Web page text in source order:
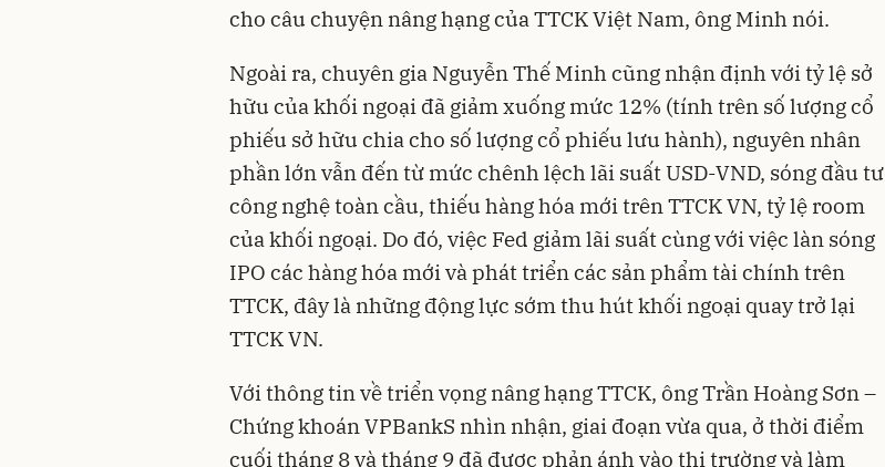
cho câu chuyện nâng hạng của TTCK Việt Nam, ông Minh nói.
Ngoài ra, chuyên gia Nguyễn Thế Minh cũng nhận định với tỷ lệ sở
hữu của khối ngoại đã giảm xuống mức 12% (tính trên số lượng cổ
phiếu sở hữu chia cho số lượng cổ phiếu lưu hành), nguyên nhân
phần lớn vẫn đến từ mức chênh lệch lãi suất USD-VND, sóng đầu tư
công nghệ toàn cầu, thiếu hàng hóa mới trên TTCK VN, tỷ lệ room
của khối ngoại. Do đó, việc Fed giảm lãi suất cùng với việc làn sóng
IPO các hàng hóa mới và phát triển các sản phẩm tài chính trên
TTCK, đây là những động lực sớm thu hút khối ngoại quay trở lại
TTCK VN.
Với thông tin về triển vọng nâng hạng TTCK, ông Trần Hoàng Sơn –
Chứng khoán VPBankS nhìn nhận, giai đoạn vừa qua, ở thời điểm
cuối tháng 8 và tháng 9 đã được phản ánh vào thị trường và làm